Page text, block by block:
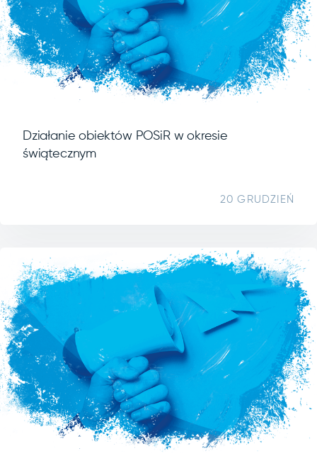
Działanie obiektów POSiR w okresie
świątecznym
20 GRUDZIEŃ